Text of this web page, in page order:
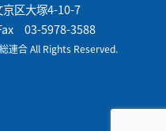
区大塚4-10-7
03-5978-3588
連合 All Rights Reserved.